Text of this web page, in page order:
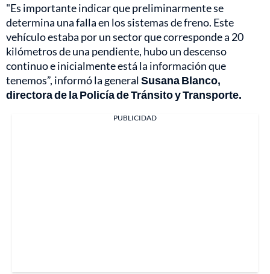
"Es importante indicar que preliminarmente se
determina una falla en los sistemas de freno. Este
vehículo estaba por un sector que corresponde a 20
kilómetros de una pendiente, hubo un descenso
continuo e inicialmente está la información que
tenemos”, informó la generalSusana Blanco,
directora de la Policía de Tránsito y Transporte.
PUBLICIDAD